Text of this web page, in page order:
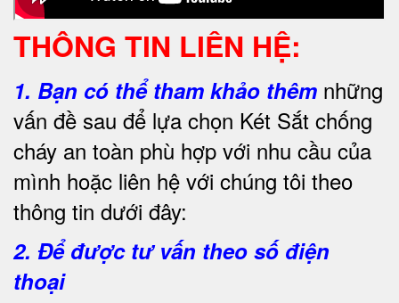
THÔNG TIN LIÊN HỆ:
1. Bạn có thể tham khảo thêm những
vấn đề sau để lựa chọn Két Sắt chống
cháy an toàn phù hợp với nhu cầu của
mình hoặc liên hệ với chúng tôi theo
thông tin dưới đây:
2. Để được tư vấn theo số điện
thoại